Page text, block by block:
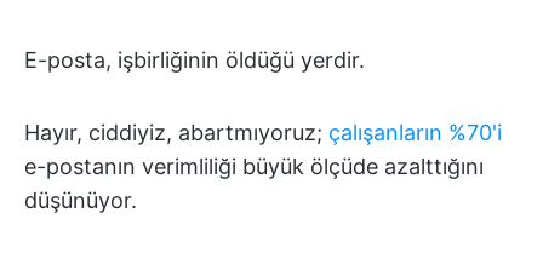
E-posta, işbirliğinin öldüğü yerdir.
Hayır, ciddiyiz, abartmıyoruz; çalışanların %70'i
e-postanın verimliliği büyük ölçüde azalttığını
düşünüyor.